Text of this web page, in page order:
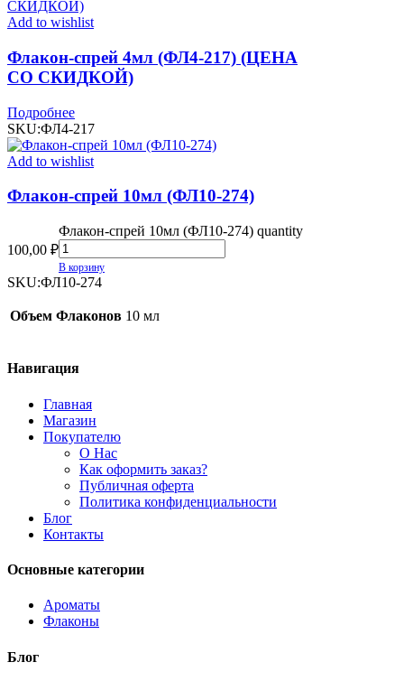
Add to wishlist
Флакон-спрей 4мл (ФЛ4-217) (ЦЕНА
СО СКИДКОЙ)
Подробнее
SKU:ФЛ4-217
Add to wishlist
Флакон-спрей 10мл (ФЛ10-274)
100,00 ₽
Флакон-спрей 10мл (ФЛ10-274) quantity
В корзину
SKU:ФЛ10-274
Объем Флаконов 10 мл
Навигация
Главная
Магазин
Покупателю
О Нас
Как оформить заказ?
Публичная оферта
Политика конфиденциальности
Блог
Контакты
Основные категории
Ароматы
Флаконы
Блог